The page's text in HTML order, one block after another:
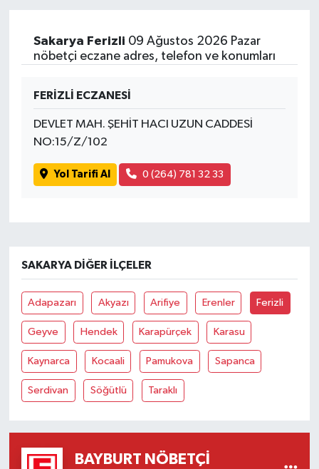
Sakarya Ferizli 09 Ağustos 2026 Pazar
nöbetçi eczane adres, telefon ve konumları
FERİZLİ ECZANESİ
DEVLET MAH. ŞEHİT HACI UZUN CADDESİ
NO:15/Z/102
Yol Tarifi Al 0 (264) 781 32 33
SAKARYA DIĞER İLÇELER
Adapazarı Akyazı Arifiye Erenler Ferizli
Geyve Hendek Karapürçek Karasu
Kaynarca Kocaali Pamukova Sapanca
Serdivan Söğütlü Taraklı
BAYBURT NÖBETÇI